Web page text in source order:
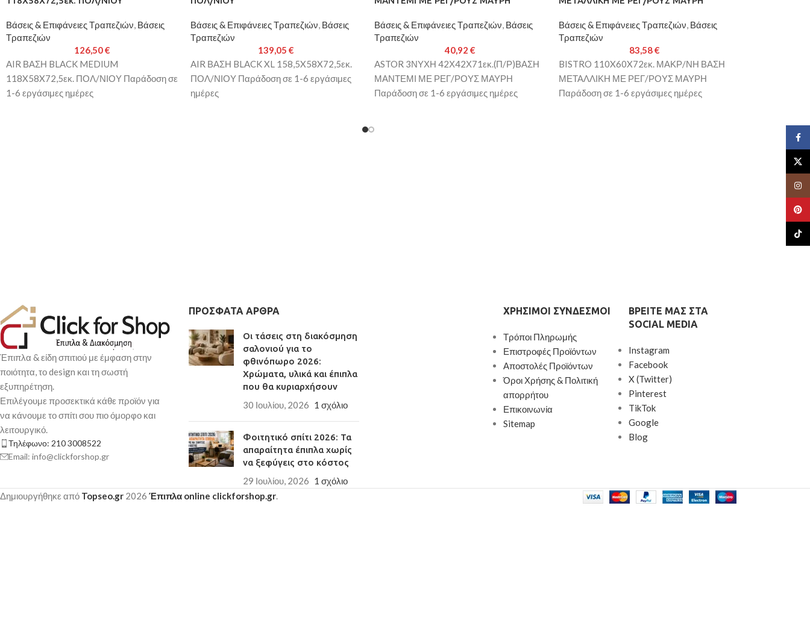
Βάσεις & Επιφάνειες Τραπεζιών Βάσεις
Τραπεζιών
126,50€
AIR ΒΑΣΗ BLACK MEDIUM
118X58X72,5εκ. ΠΟΛ/ΝΙΟΥ Παράδοση σε
1-6 εργάσιμες ημέρες
Βάσεις & Επιφάνειες Τραπεζιών Βάσεις
Τραπεζιών
139,05€
AIR ΒΑΣΗ BLACK XL 158,5X58X72,5εκ.
ΠΟΛ/ΝΙΟΥ Παράδοση σε 1-6 εργάσιμες
ημέρες
Βάσεις & Επιφάνειες Τραπεζιών Βάσεις
Τραπεζιών
40,92€
ASTOR 3ΝΥΧΗ 42Χ42Χ71εκ.(Π/Ρ)ΒΑΣΗ
ΜΑΝΤΕΜΙ ΜΕ ΡΕΓ/ΡΟΥΣ ΜΑΥΡΗ
Παράδοση σε 1-6 εργάσιμες ημέρες
Βάσεις & Επιφάνειες Τραπεζιών Βάσεις
Τραπεζιών
83,58€
BISTRO 110X60X72εκ. ΜΑΚΡ/ΝΗ ΒΑΣΗ
ΜΕΤΑΛΛΙΚΗ ΜΕ ΡΕΓ/ΡΟΥΣ ΜΑΥΡΗ
Παράδοση σε 1-6 εργάσιμες ημέρες
Έπιπλα & είδη σπιτιού με έμφαση στην
ποιότητα, το design και τη σωστή
εξυπηρέτηση.
Επιλέγουμε προσεκτικά κάθε προϊόν για
να κάνουμε το σπίτι σου πιο όμορφο και
λειτουργικό.
Τηλέφωνο: 210 3008522
Email: info@clickforshop.gr
ΠΡΌΣΦΑΤΑ ΆΡΘΡΑ
Οι τάσεις στη διακόσμηση
σαλονιού για το
φθινόπωρο 2026:
Χρώματα, υλικά και έπιπλα
που θα κυριαρχήσουν
30 Ιουλίου, 2026 1 σχόλιο
Φοιτητικό σπίτι 2026: Τα
απαραίτητα έπιπλα χωρίς
να ξεφύγεις στο κόστος
29 Ιουλίου, 2026 1 σχόλιο
ΧΡΉΣΙΜΟΙ ΣΎΝΔΕΣΜΟΙ
Τρόποι Πληρωμής
Επιστροφές Προϊόντων
Αποστολές Προϊόντων
Όροι Χρήσης & Πολιτική
απορρήτου
Επικοινωνία
Sitemap
ΒΡΕΊΤΕ ΜΑΣ ΣΤΑ
SOCIAL MEDIA
Instagram
Facebook
X (Twitter)
Pinterest
TikTok
Google
Blog
Δημιουργήθηκε από Topseo.gr 2026 Έπιπλα online clickforshop.gr.